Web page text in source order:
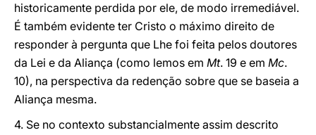
historicamente perdida por ele, de modo irremediável.
É também evidente ter Cristo o máximo direito de
responder à pergunta que Lhe foi feita pelos doutores
da Lei e da Aliança (como lemos em Mt. 19 e em Mc.
10), na perspectiva da redenção sobre que se baseia a
Aliança mesma.
4. Se no contexto substancialmente assim descrito